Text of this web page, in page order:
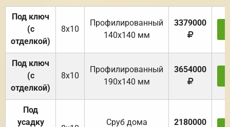
Под ключ
(с
отделкой)
8х10
Профилированный
140х140 мм
3379000
Под ключ
(с
отделкой)
8х10
Профилированный
190х140 мм
3654000
Под
усадку
Cруб дома
2180000